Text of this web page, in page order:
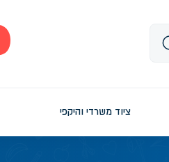
ציוד משרדי והיקפי